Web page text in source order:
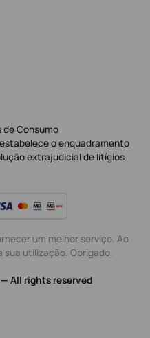
Consumo
o enquadramento
extrajudicial de litígios
um melhor serviço. Ao
utilização. Obrigado.
All rights reserved